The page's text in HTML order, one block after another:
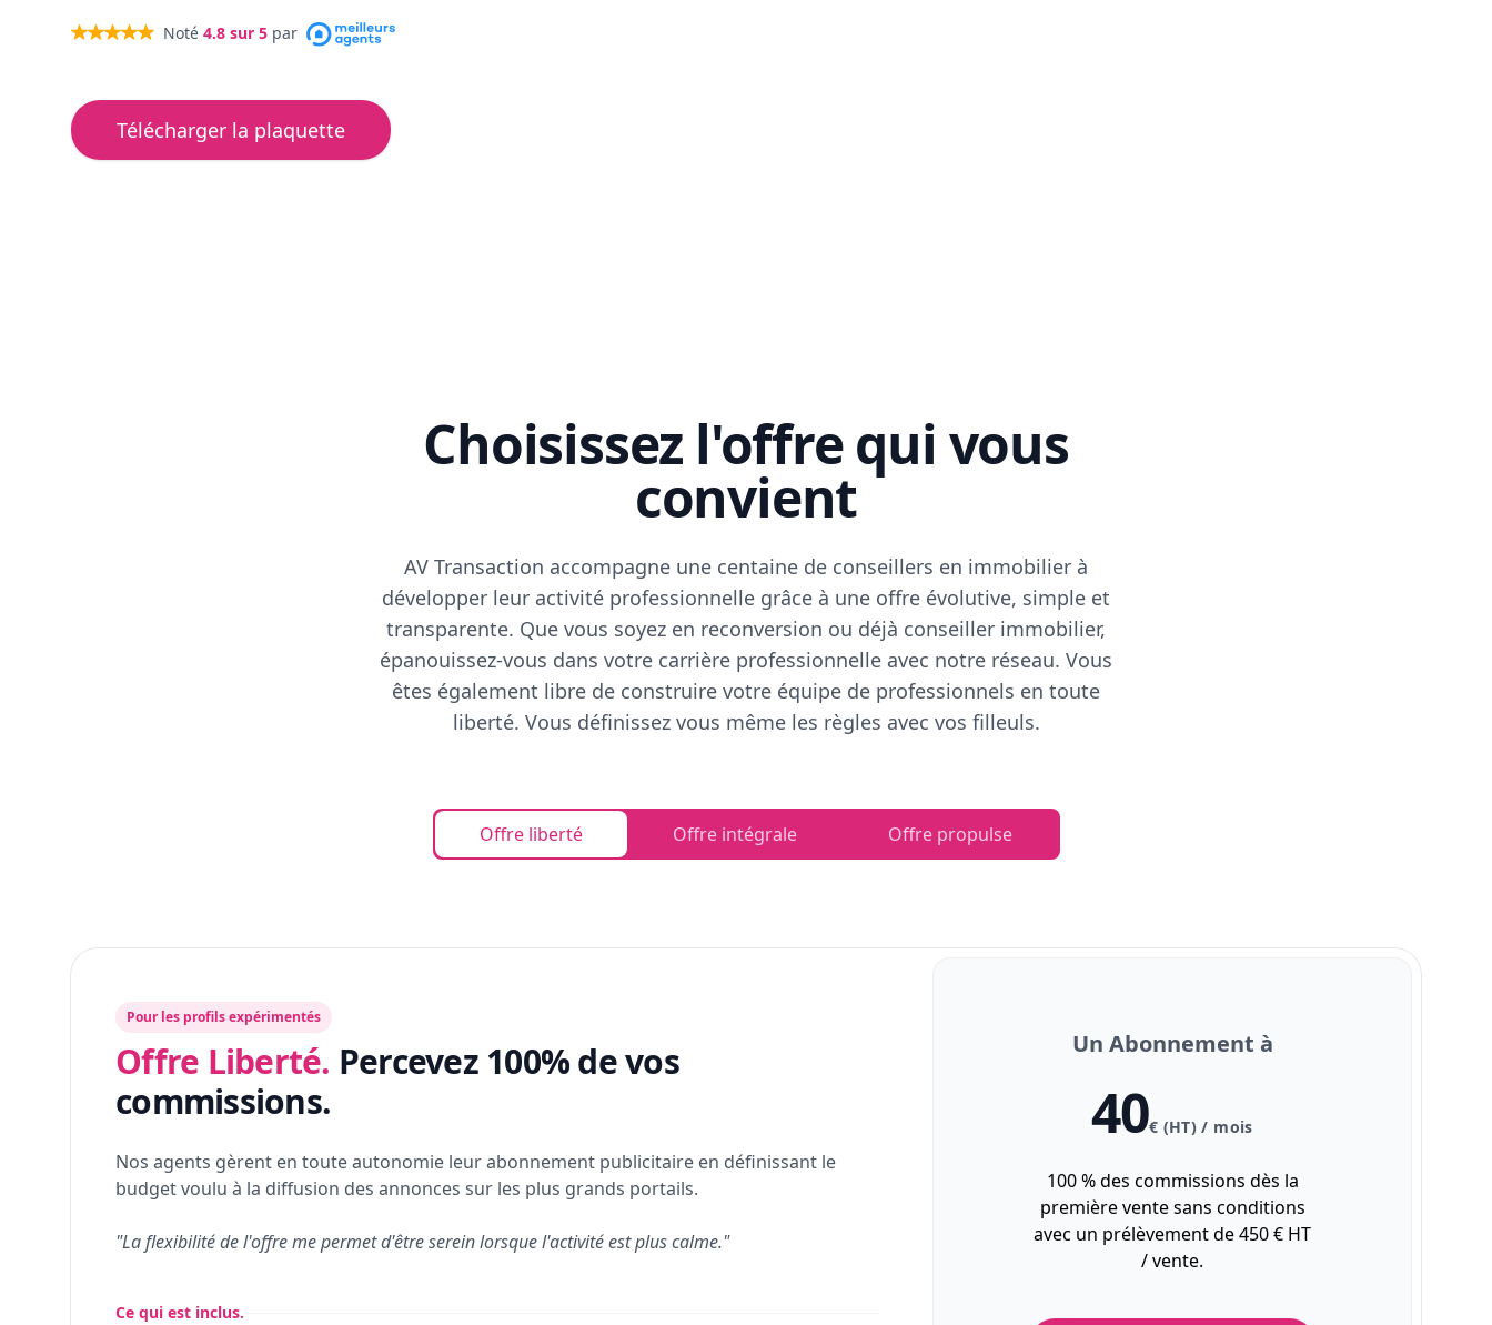
Noté 4.8 sur 5 par
Télécharger la plaquette
Choisissez l'offre qui vous
convient
AV Transaction accompagne une centaine de conseillers en immobilier à
développer leur activité professionnelle grâce à une offre évolutive, simple et
transparente. Que vous soyez en reconversion ou déjà conseiller immobilier,
épanouissez-vous dans votre carrière professionnelle avec notre réseau. Vous
êtes également libre de construire votre équipe de professionnels en toute
liberté. Vous définissez vous même les règles avec vos filleuls.
Offre liberté Offre intégrale Offre propulse
Pour les profils expérimentés
Offre Liberté. Percevez 100% de vos
commissions.
Nos agents gèrent en toute autonomie leur abonnement publicitaire en définissant le
budget voulu à la diffusion des annonces sur les plus grands portails.
"La flexibilité de l'offre me permet d'être serein lorsque l'activité est plus calme."
Ce qui est inclus.
Un Abonnement à
40€ (HT) / mois
100 % des commissions dès la
première vente sans conditions
avec un prélèvement de 450 € HT
/ vente.